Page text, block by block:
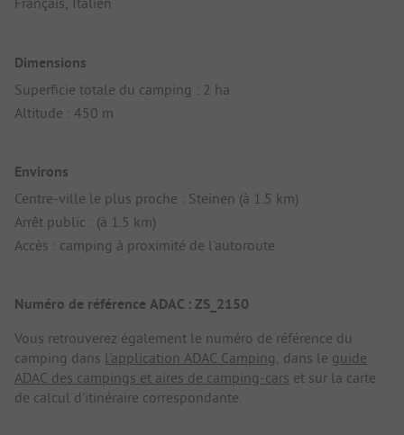
Dimensions
Superficie totale du camping : 2 ha
Altitude : 450 m
Environs
Centre-ville le plus proche : Steinen (à 1.5 km)
Arrêt public : (à 1.5 km)
Accès : camping à proximité de l'autoroute
Numéro de référence ADAC : ZS_2150
Vous retrouverez également le numéro de référence du
camping dans l'application ADAC Camping, dans le guide
ADAC des campings et aires de camping-cars et sur la carte
de calcul d'itinéraire correspondante.